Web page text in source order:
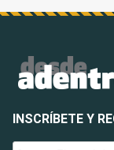
INSCRÍBETE Y